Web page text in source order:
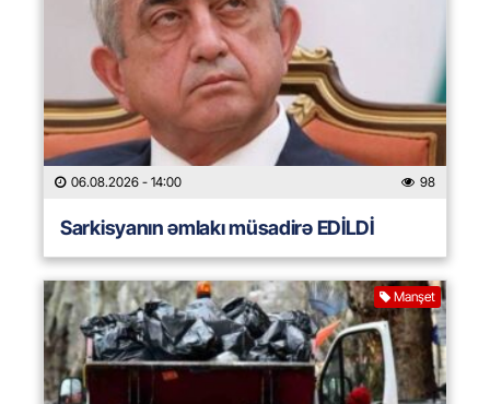
06.08.2026 - 14:00 98
Sarkisyanın əmlakı müsadirə EDİLDİ
Manşet